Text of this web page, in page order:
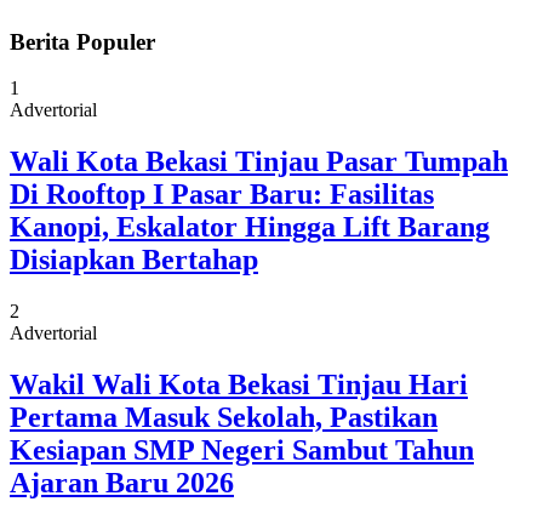
Berita Populer
1
Advertorial
Wali Kota Bekasi Tinjau Pasar Tumpah
Di Rooftop I Pasar Baru: Fasilitas
Kanopi, Eskalator Hingga Lift Barang
Disiapkan Bertahap
2
Advertorial
Wakil Wali Kota Bekasi Tinjau Hari
Pertama Masuk Sekolah, Pastikan
Kesiapan SMP Negeri Sambut Tahun
Ajaran Baru 2026